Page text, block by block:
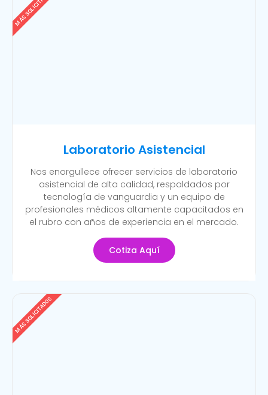
Laboratorio Asistencial
Nos enorgullece ofrecer servicios de laboratorio
asistencial de alta calidad, respaldados por
tecnología de vanguardia y un equipo de
profesionales médicos altamente capacitados en
el rubro con años de experiencia en el mercado.
Cotiza Aquí
MÁS SOLICITADOS